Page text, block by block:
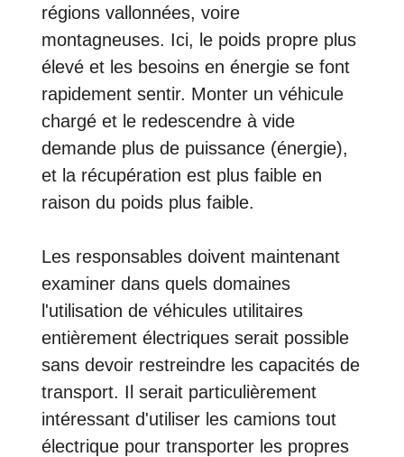
régions vallonnées, voire
montagneuses. Ici, le poids propre plus
élevé et les besoins en énergie se font
rapidement sentir. Monter un véhicule
chargé et le redescendre à vide
demande plus de puissance (énergie),
et la récupération est plus faible en
raison du poids plus faible.
Les responsables doivent maintenant
examiner dans quels domaines
l'utilisation de véhicules utilitaires
entièrement électriques serait possible
sans devoir restreindre les capacités de
transport. Il serait particulièrement
intéressant d'utiliser les camions tout
électrique pour transporter les propres